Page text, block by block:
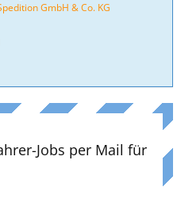
GmbH & Co. KG
Jobs per Mail für